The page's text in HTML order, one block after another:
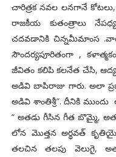
చారిత్రక నవల లనగానే
రాజకీయ కుతంత్రాలు
చదవడానికి చిన్నమీమాంస
సౌందర్యపూరితంగా ,
జీవితం కలిపి కలనేత చేసి,
అడివి బాపిరాజు గారు. అలా
అడివి శాంతిశ్రీ”. దీనికి
“ అతడు గీసిన గీత బొమ్మై,
లోన మొత్తన అర్ధవత్
తలచిన తలపు వెలుగై,